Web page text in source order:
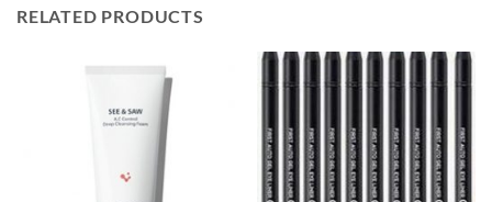
RELATED PRODUCTS